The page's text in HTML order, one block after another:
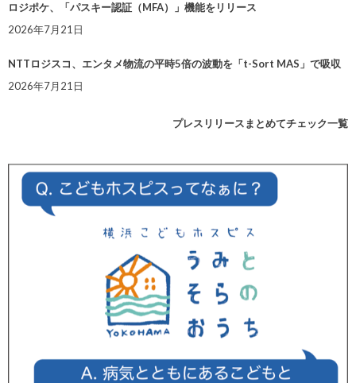
ロジポケ、「パスキー認証（MFA）」機能をリリース
2026年7月21日
NTTロジスコ、エンタメ物流の平時5倍の波動を「t-Sort MAS」で吸収
2026年7月21日
プレスリリースまとめてチェック一覧